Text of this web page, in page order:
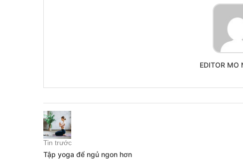
EDITOR MO
Tin trước
Tập yoga để ngủ ngon hơn